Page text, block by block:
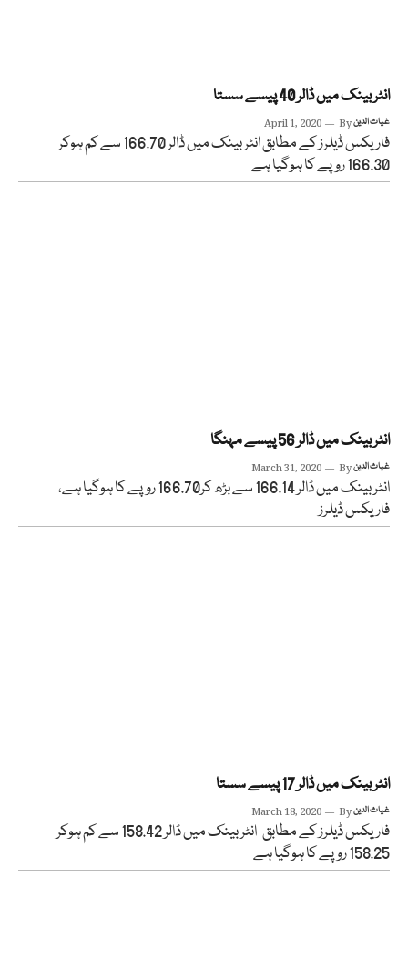
انٹربینک میں ڈالر 40 پیسے سستا
April 1, 2020 Byغیاث الدین
فاریکس ڈیلرز کے مطابق انٹربینک میں ڈالر 166.70 سے کم ہوکر
166.30 روپے کا ہوگیا ہے
انٹر بینک میں ڈالر 56 پیسے مہنگا
March 31, 2020 Byغیاث الدین
انٹر بینک میں ڈالر 166.14 سے بڑھ کر166.70 روپے کا ہوگیا ہے،
فاریکس ڈیلرز
انٹر بینک میں ڈالر 17 پیسے سستا
March 18, 2020 Byغیاث الدین
فاریکس ڈیلرز کے مطابق انٹر بینک میں ڈالر 158.42 سے کم ہوکر
158.25 روپے کا ہوگیا ہے